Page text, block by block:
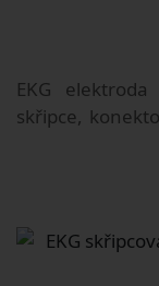
EKG
skřipce,